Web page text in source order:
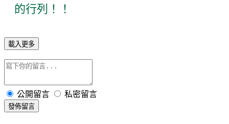
的行列！！
載入更多
公開留言 私密留言
發佈留言